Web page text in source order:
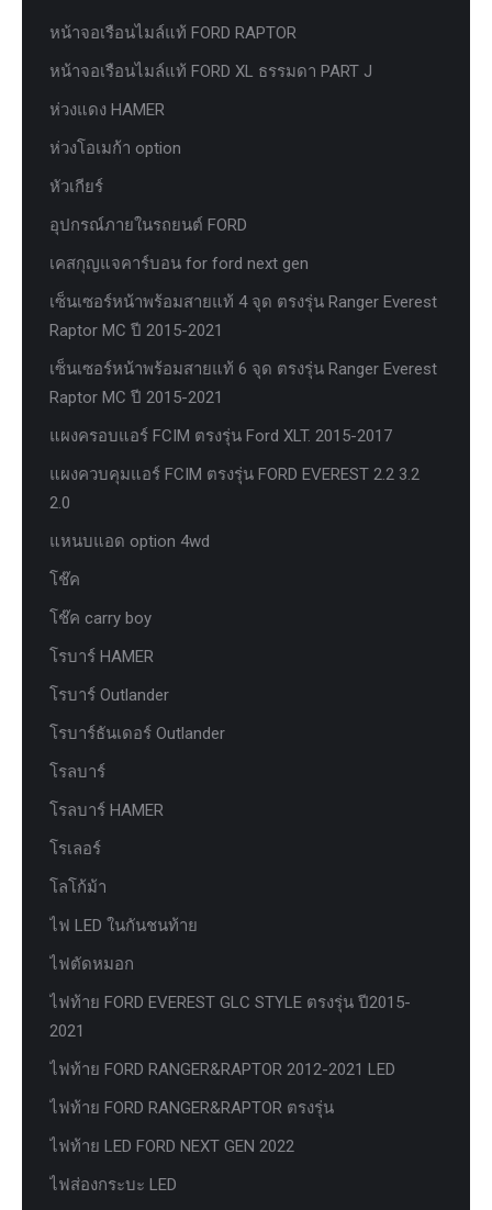
หน้าจอเรือนไมล์แท้ FORD RAPTOR
หน้าจอเรือนไมล์แท้ FORD XL ธรรมดา PART J
ห่วงแดง HAMER
ห่วงโอเมก้า option
หัวเกียร์
อุปกรณ์ภายในรถยนต์ FORD
เคสกุญแจคาร์บอน for ford next gen
เซ็นเซอร์หน้าพร้อมสายแท้ 4 จุด ตรงรุ่น Ranger Everest
Raptor MC ปี 2015-2021
เซ็นเซอร์หน้าพร้อมสายแท้ 6 จุด ตรงรุ่น Ranger Everest
Raptor MC ปี 2015-2021
แผงครอบแอร์ FCIM ตรงรุ่น Ford XLT. 2015-2017
แผงควบคุมแอร์ FCIM ตรงรุ่น FORD EVEREST 2.2 3.2
2.0
แหนบแอด option 4wd
โช๊ค
โช๊ค carry boy
โรบาร์ HAMER
โรบาร์ Outlander
โรบาร์ธันเดอร์ Outlander
โรลบาร์
โรลบาร์ HAMER
โรเลอร์
โลโก้ม้า
ไฟ LED ในกันชนท้าย
ไฟตัดหมอก
ไฟท้าย FORD EVEREST GLC STYLE ตรงรุ่น ปี2015-
2021
ไฟท้าย FORD RANGER&RAPTOR 2012-2021 LED
ไฟท้าย FORD RANGER&RAPTOR ตรงรุ่น
ไฟท้าย LED FORD NEXT GEN 2022
ไฟส่องกระบะ LED